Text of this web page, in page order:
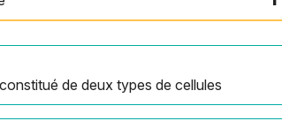
de deux types de cellules